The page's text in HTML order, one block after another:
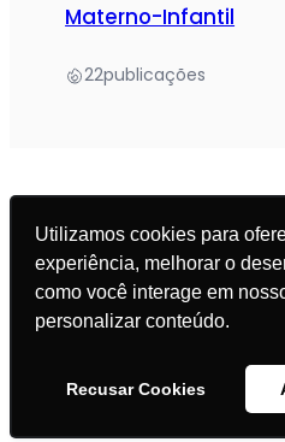
Utilizamos cookies para
experiência, melhorar o
como você interage em
personalizar conteúdo.
Recusar Cookies
Materno-Infantil
22publicações
© 2025 Academia da
reservados.